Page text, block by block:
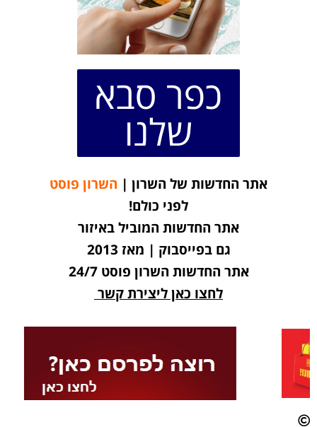
כפר סבא
שלנו
אתר החדשות של השרון | השרון פוסט
לפני כולם!
אתר החדשות המוביל באיזור
גם בפייסבוק | מאז 2013
אתר החדשות השרון פוסט 24/7
לחצו כאן ליצירת קשר